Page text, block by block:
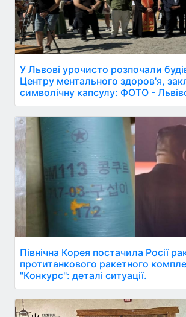
У Львові урочисто розпочали
Центру ментального здоров'я,
символічну капсулу: ФОТО -
Північна Корея постачила Росії
протитанкового ракетного
"Конкурс": деталі ситуації.